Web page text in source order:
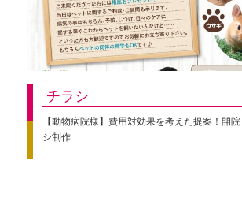
チラシ
【動物病院様】費用対効果を考えた提案！開
シ制作